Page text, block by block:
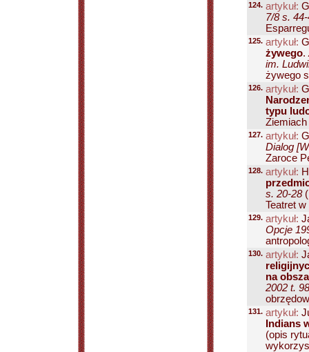
124. artykuł:
7/8 s.
125. artykuł:
żywego.
im.
żywego
126. artykuł:
typu
127. artykuł:
Dialog
Zaroce
128. artykuł:
s. 20-28
Teatret
129. artykuł:
Opcje
130. artykuł:
na
2002 t.
131. artykuł:
Indians
(opis